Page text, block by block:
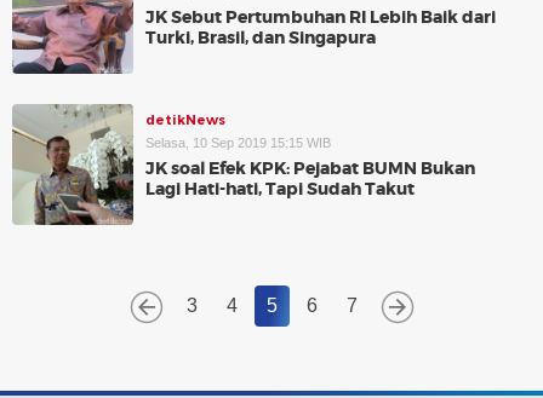
JK Sebut Pertumbuhan RI Lebih Baik dari
Turki, Brasil, dan Singapura
detikNews
Selasa, 10 Sep 2019 15:15 WIB
JK soal Efek KPK: Pejabat BUMN Bukan
Lagi Hati-hati, Tapi Sudah Takut
3 4 5 6 7